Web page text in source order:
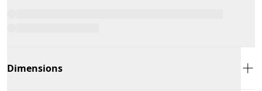
Dimensions